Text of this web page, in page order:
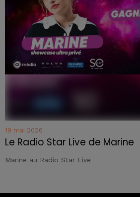
19 mai 2026
Le Radio Star Live de Marine
Marine au Radio Star Live